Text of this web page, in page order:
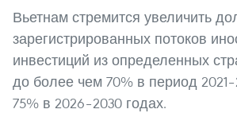
Вьетнам стремится увеличить
зарегистрированных потоков
инвестиций из определенных
до более чем 70% в период
75% в 2026–2030 годах.